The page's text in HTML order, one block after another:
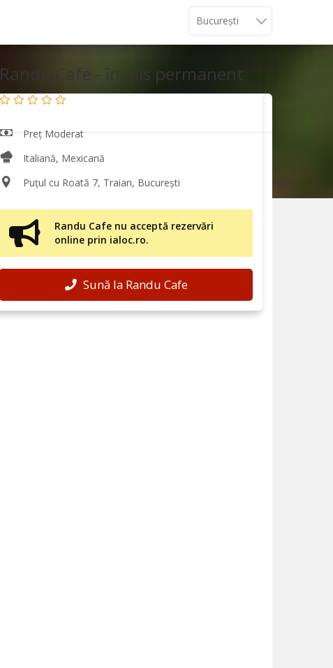
Randu Cafe - închis permanent
Preț Moderat
Italiană, Mexicană
Puțul cu Roată 7, Traian, București
Randu Cafe nu acceptă rezervări
online prin ialoc.ro.
Sună la Randu Cafe